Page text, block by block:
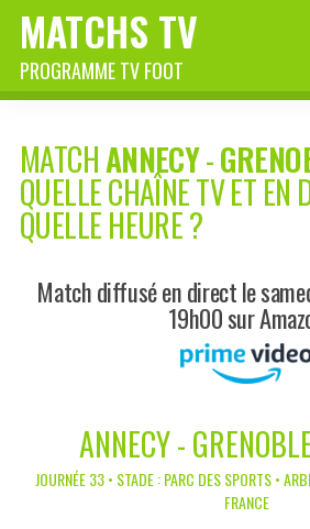
MATCHS TV
PROGRAMME TV FOOT
MATCHANNECY-
QUELLE CHAÎNE TV ET EN
QUELLE HEURE ?
Match diffusé en direct le
19h00 sur
ANNECY -
JOURNÉE 33 • STADE : PARC DES SPORTS •
FRANCE